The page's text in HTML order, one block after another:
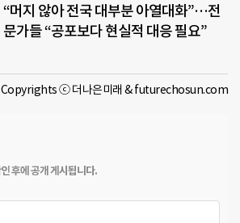
“머지 않아 전국 대부분 아열대화”…전
문가들 “공포보다 현실적 대응 필요”
Copyrights ⓒ 더나은미래 & futurechosun.com